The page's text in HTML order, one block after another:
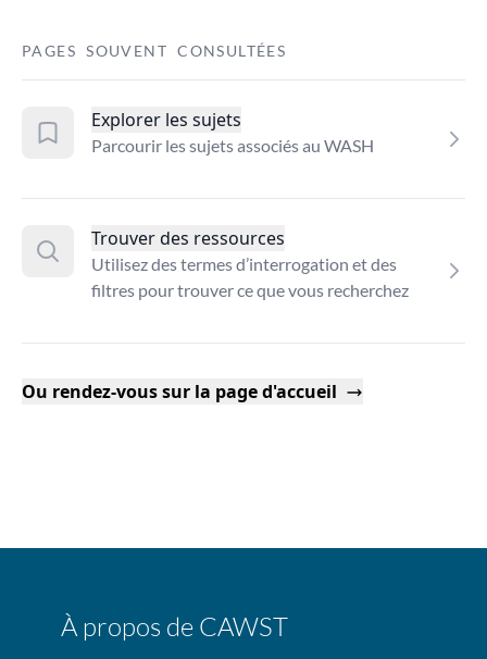
PAGES SOUVENT CONSULTÉES
Explorer les sujets
Parcourir les sujets associés au WASH
Trouver des ressources
Utilisez des termes d’interrogation et des
filtres pour trouver ce que vous recherchez
Ou rendez-vous sur la page d'accueil
À propos de CAWST